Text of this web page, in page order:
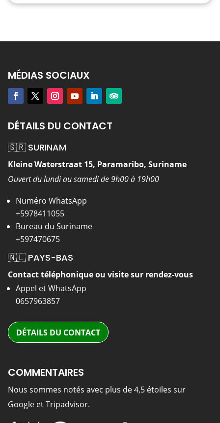
MÉDIAS SOCIAUX
DÉTAILS DU CONTACT
🇸🇷 SURINAM
Kleine Waterstraat 15, Paramaribo, Suriname
Ouvert du lundi au samedi de 9h00 à 19h00
Numéro WhatsApp
+5978411055
Bureau du Suriname
+597470675
🇳🇱 PAYS-BAS
Contact téléphonique ou visite sur rendez-vous
Appel et WhatsApp
0657963857
DÉTAILS DU CONTACT
COMMENTAIRES
Nous sommes notés avec plus de 4,5 étoiles sur
Google et Tripadvisor.